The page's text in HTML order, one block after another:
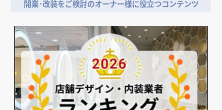
開業･改装をご検討のオーナー様に役立つコンテンツ